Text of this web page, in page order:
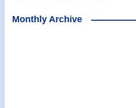
Monthly Archive